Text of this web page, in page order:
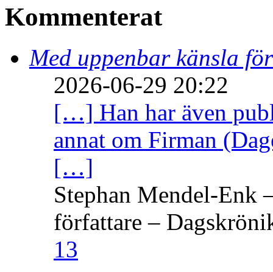
Kommenterat
Med uppenbar känsla
2026-06-29 20:22
[…] Han har även
annat om Firman
[…]
Stephan Mendel-Enk
författare –
13